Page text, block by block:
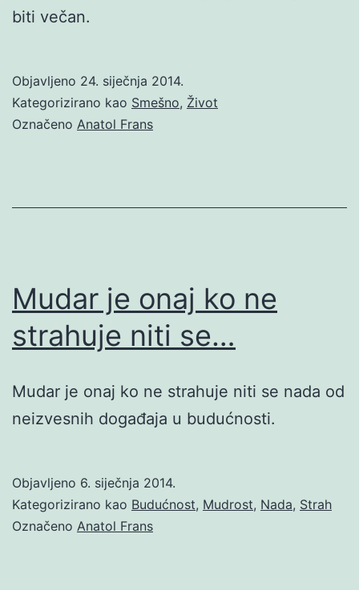
biti večan.
Objavljeno 24. siječnja 2014.
Kategorizirano kao Smešno, Život
Označeno Anatol Frans
Mudar je onaj ko ne
strahuje niti se…
Mudar je onaj ko ne strahuje niti se nada od
neizvesnih događaja u budućnosti.
Objavljeno 6. siječnja 2014.
Kategorizirano kao Budućnost, Mudrost, Nada, Strah
Označeno Anatol Frans